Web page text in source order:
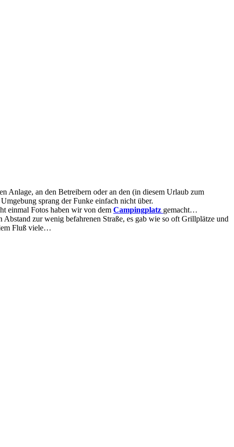
Anlage, an den Betreibern oder an den (in diesem Urlaub zum
sprang der Funke einfach nicht über.
einmal Fotos haben wir von dem Campingplatz gemacht…
zur wenig befahrenen Straße, es gab wie so oft Grillplätze und
Fluß viele…